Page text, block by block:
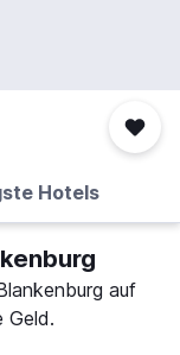
Hotels
auf
Geld.